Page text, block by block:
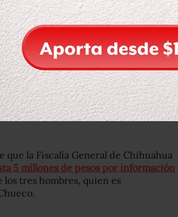
pidió que en la investigación se
respetuoso con los víctimas y
los cuerpos para su
la información”,
que la Fiscalía General de Chihuahua
5 millones de pesos por información
los tres hombres, quien es